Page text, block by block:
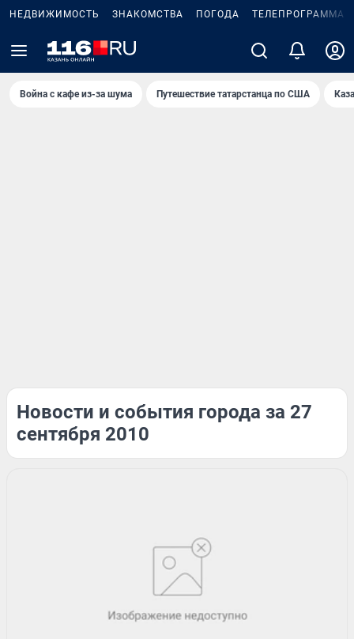
НЕДВИЖИМОСТЬ ЗНАКОМСТВА ПОГОДА ТЕЛЕПРОГРАММА
Война с кафе из-за шума Путешествие татарстанца по США
Новости и события города за 27
сентября 2010